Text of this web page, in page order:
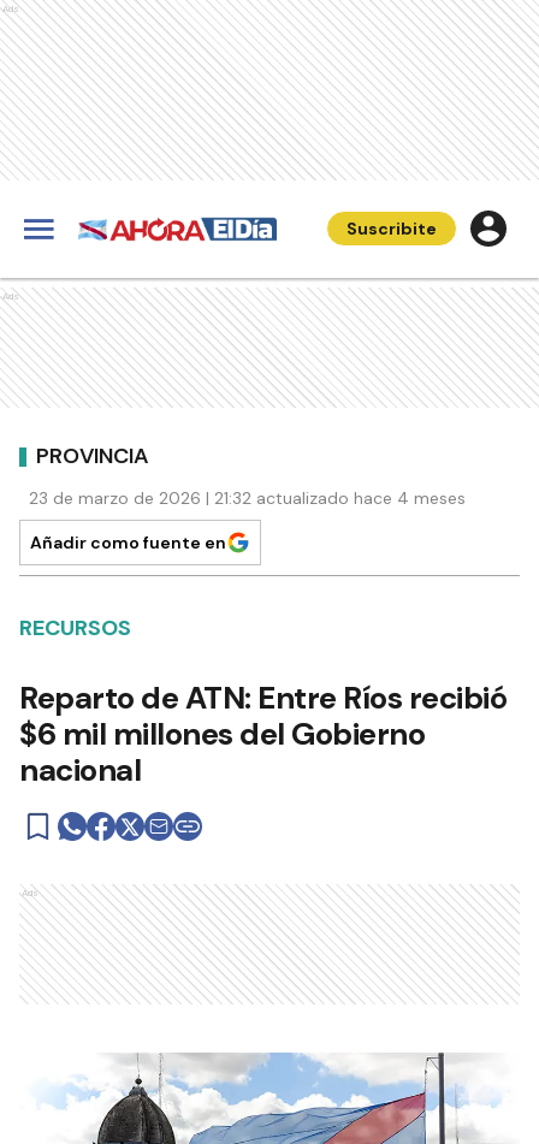
Ads
Suscribite
Ads
PROVINCIA
23 de marzo de 2026 | 21:32 actualizado hace 4 meses
Añadir como fuente en
RECURSOS
Reparto de ATN: Entre Ríos recibió
$6 mil millones del Gobierno
nacional
Ads